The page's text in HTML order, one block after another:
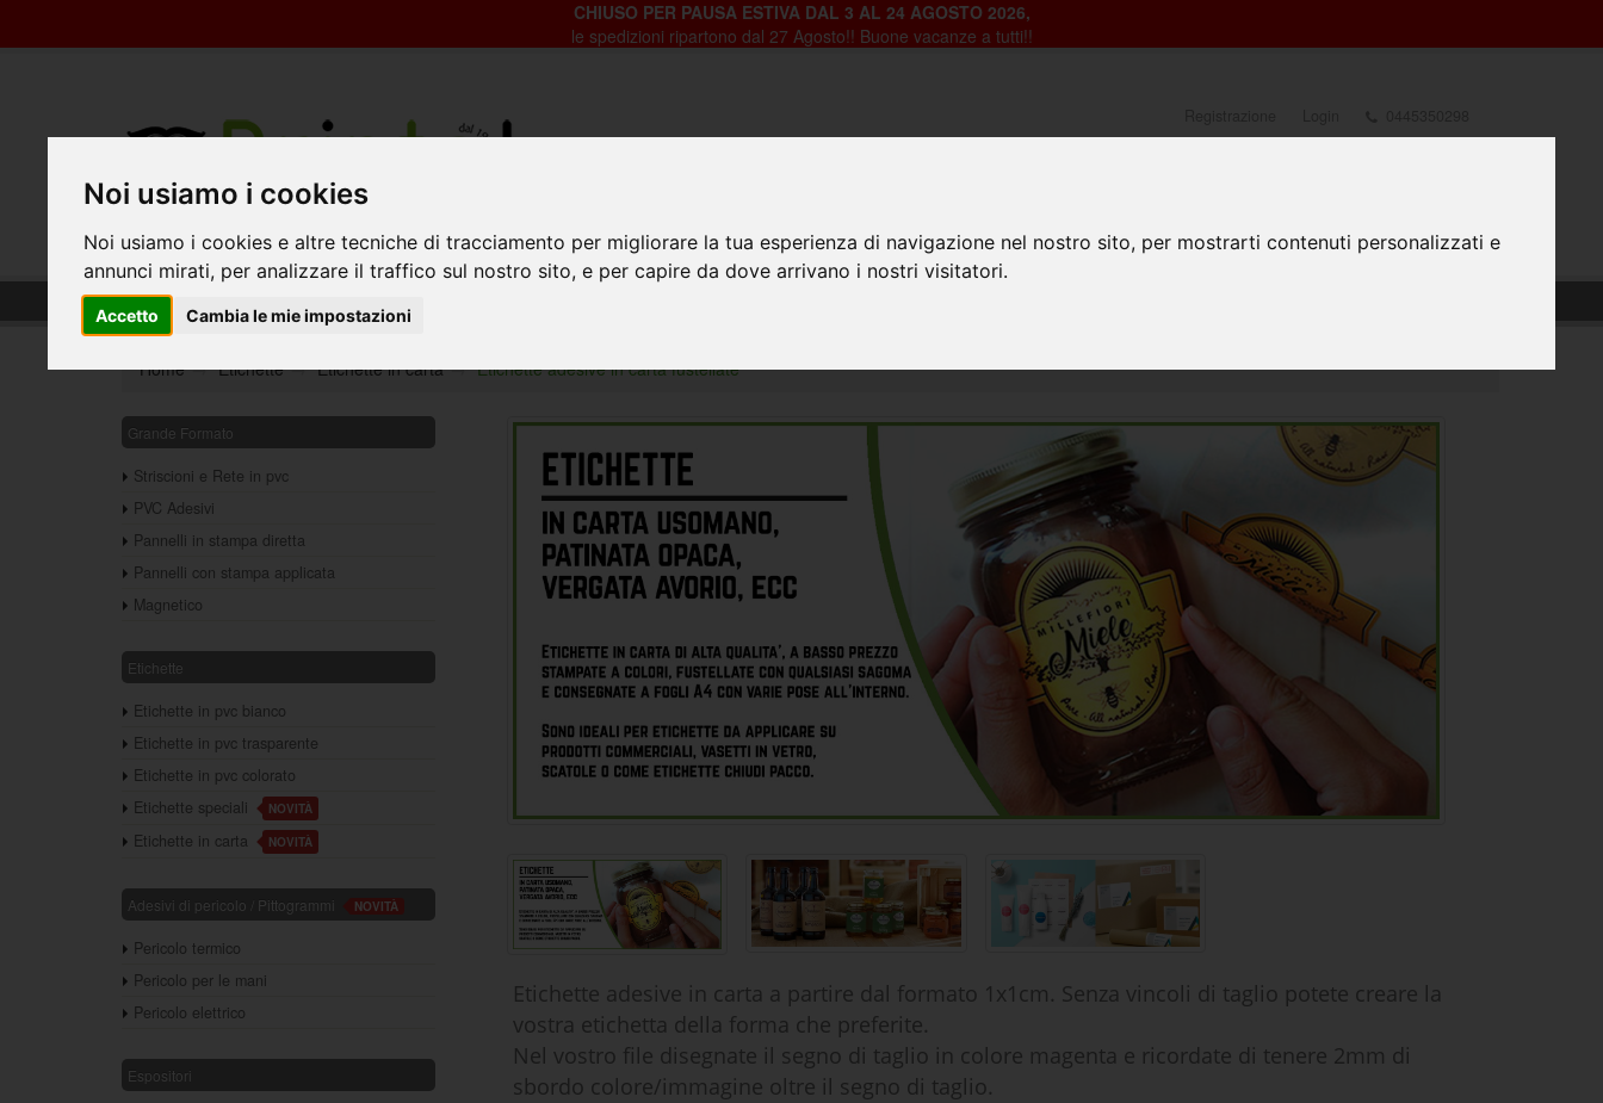
Noi usiamo i cookies
Noi usiamo i cookies e altre tecniche di tracciamento per migliorare la tua esperienza di navigazione nel nostro sito, per mostrarti contenuti personalizzati e
annunci mirati, per analizzare il traffico sul nostro sito, e per capire da dove arrivano i nostri visitatori.
Accetto Cambia le mie impostazioni
CHIUSO PER PAUSA ESTIVA DAL 3 AL 24 AGOSTO 2026,
le spedizioni ripartono dal 27 Agosto!! Buone vacanze a tutti!!
HOME PRODOTTI CHI SIAMO CONTATTACI PREPARAZIONE FILE #FATTODAPRINTA
Etichette adesive in carta fustellate
Home Etichette Etichette in carta Etichette adesive in carta fustellate
Grande Formato
Striscioni e Rete in pvc
PVC Adesivi
Pannelli in stampa diretta
Pannelli con stampa applicata
Magnetico
Etichette
Etichette in pvc bianco
Etichette in pvc trasparente
Etichette in pvc colorato
Etichette speciali
NOVITÀ
Etichette in carta NOVITÀ
Adesivi di pericolo / Pittogrammi NOVITÀ
Pericolo termico
Pericolo per le mani
Pericolo elettrico
Espositori
Etichette adesive in carta a partire dal formato 1x1cm. Senza vincoli di taglio potete creare la
vostra etichetta della forma che preferite.
Nel vostro file disegnate il segno di taglio in colore magenta e ricordate di tenere 2mm di
sbordo colore/immagine oltre il segno di taglio.